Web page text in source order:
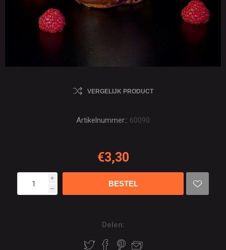
VERGELIJK PRODUCT
Artikelnummer:: 60090
€3,30
i
h
Delen: